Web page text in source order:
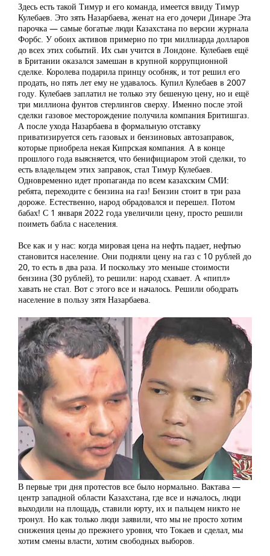
Здесь есть такой Тимур и его команда, имеется ввиду Тимур
Кулебаев. Это зять Назарбаева, женат на его дочери Динаре Эта
парочка — самые богатые люди Казахстана по версии журнала
Форбс. У обоих активов примерно по три миллиарда долларов
до всех этих событий. Их сын учится в Лондоне. Кулебаев ещё
в Британии оказался замешан в крупной коррупционной
сделке. Королева подарила принцу особняк, и тот решил его
продать, но пять лет ему не удавалось. Купил Кулебаев в 2007
году. Кулебаев заплатил не только эту бешеную цену, но и ещё
три миллиона фунтов стерлингов сверху. Именно после этой
сделки газовое месторождение получила компания Бритишгаз.
А после ухода Назарбаева в формальную отставку
приватизируется сеть газовых и бензиновых автозаправок,
которые приобрела некая Кипрская компания. А в конце
прошлого года выясняется, что бенифициаром этой сделки, то
есть владельцем этих заправок, стал Тимур Кулебаев.
Одновременно идет пропаганда по всем казахским СМИ:
ребята, переходите с бензина на газ! Бензин стоит в три раза
дороже. Естественно, народ обрадовался и перешел. Потом
бабах! С 1 января 2022 года увеличили цену, просто решили
поиметь бабла с населения.
Все как и у нас: когда мировая цена на нефть падает, нефтью
становится население. Они подняли цену на газ с 10 рублей до
20, то есть в два раза. И поскольку это меньше стоимости
бензина (30 рублей), то решили: народ схавает. А «пипл»
хавать не стал. Вот с этого все и началось. Решили ободрать
население в пользу зятя Назарбаева.
В первые три дня протестов все было нормально. Вактава —
центр западной области Казахстана, где все и началось, люди
выходили на площадь, ставили юрту, их и пальцем никто не
тронул. Но как только люди заявили, что мы не просто хотим
снижения цены до прежнего уровня, что Токаев и сделал, мы
хотим смены власти, хотим свободных выборов.